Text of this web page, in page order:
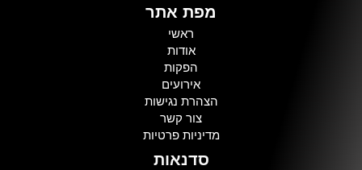
מפת אתר
ראשי
אודות
הפקות
אירועים
הצהרת נגישות
צור קשר
מדיניות פרטיות
סדנאות